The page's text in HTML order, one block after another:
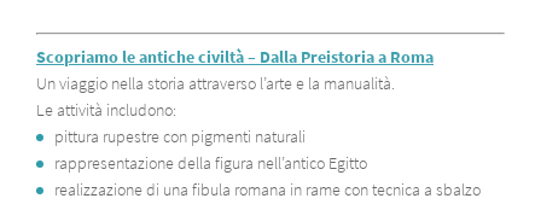
Scopriamo le antiche civiltà – Dalla Preistoria a Roma
Un viaggio nella storia attraverso l’arte e la manualità.
Le attività includono:
pittura rupestre con pigmenti naturali
rappresentazione della figura nell’antico Egitto
realizzazione di una fibula romana in rame con tecnica a sbalzo